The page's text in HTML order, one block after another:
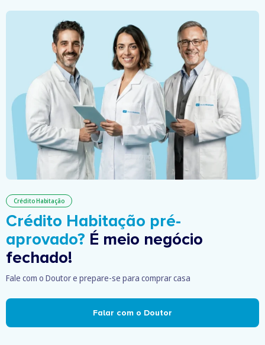
Crédito Habitação
Crédito Habitação pré-
aprovado? É meio negócio
fechado!
Fale com o Doutor e prepare-se para comprar casa
Falar com o Doutor